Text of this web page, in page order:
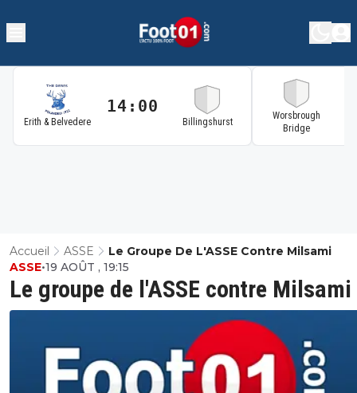
Erith & Belvedere
14:00
Billingshurst
Worsbrough
Bridge
Accueil ASSE Le Groupe De L'ASSE Contre Milsami
Le groupe de l'ASSE contre Milsami
ASSE•19 AOÛT , 19:15